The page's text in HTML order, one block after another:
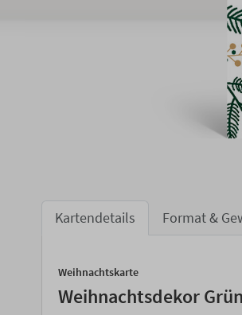
Kartendetails Format &
Weihnachtskarte
Weihnachtsdekor Grün